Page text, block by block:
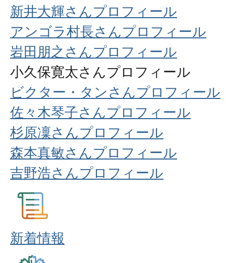
新井大輝さんプロフィール
アンゴラ村長さんプロフィール
岩田朋之さんプロフィール
小久保寛太さんプロフィール
ビクター・タンさんプロフィール
佐々木琴子さんプロフィール
杉原凜さんプロフィール
森本真敏さんプロフィール
吉野浩さんプロフィール
新着情報